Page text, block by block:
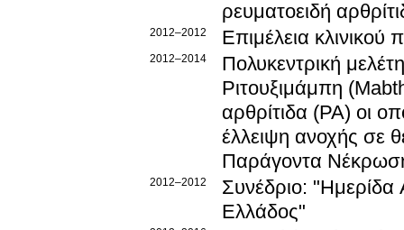
ρευματοειδή
2012–2012 Επιμέλεια κλινικού
2012–2014
Πολυκεντρική
Ριτουξιμάμπη
αρθρίτιδα (PA) οι
έλλειψη ανοχής σε
Παράγοντα
2012–2012
Συνέδριο: "Ημερίδα
Ελλάδος"